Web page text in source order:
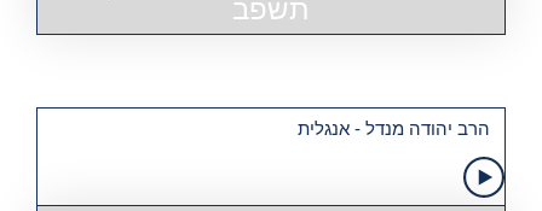
תשפב
הרב יהודה מנדל - אנגלית